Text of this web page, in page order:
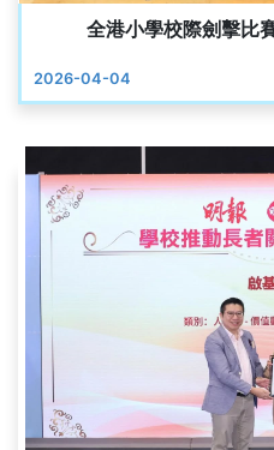
全港小學校際劍擊比
2026-04-04